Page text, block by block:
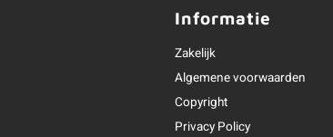
Informatie
Zakelijk
Algemene voorwaarden
Copyright
Privacy Policy